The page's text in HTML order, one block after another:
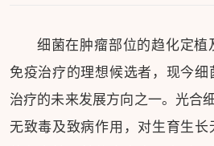
细菌在肿瘤部位的趋化定植
免疫治疗的理想候选者 ，现今
治疗的未来发展方向之一。光合
无致毒及致病作用，对生育生长